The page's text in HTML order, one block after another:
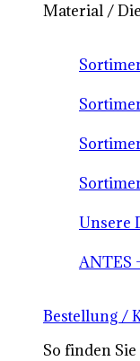
Material /
Unsere
ANTES
Bestellung /
So finden